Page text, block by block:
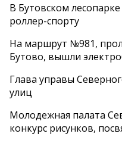
В Бутовском
роллер-спорту
На маршрут №981,
Бутово, вышли
Глава управы
улиц
Молодежная палата
конкурс рисунков,